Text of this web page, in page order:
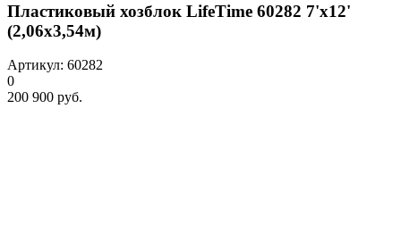
Пластиковый хозблок LifeTime 60282 7'x12'
(2,06х3,54м)
Артикул: 60282
0
200 900 руб.